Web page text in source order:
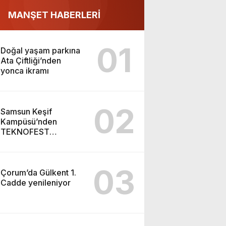
MANŞET HABERLERİ
Doğal yaşam parkına
Ata Çiftliği’nden
yonca ikramı
01
Samsun Keşif
Kampüsü’nden
TEKNOFEST
02
Çorum’da Gülkent 1.
Cadde yenileniyor
03